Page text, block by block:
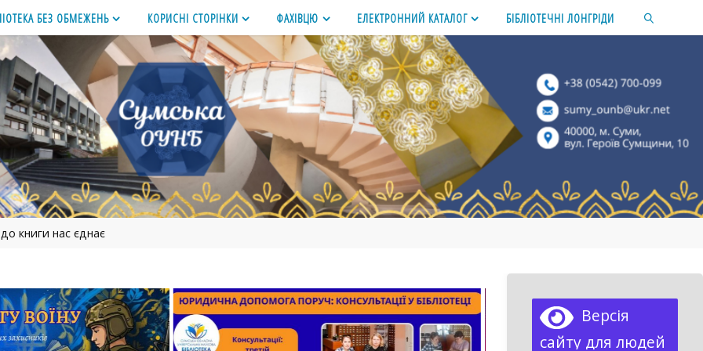
БЕЗ ОБМЕЖЕНЬ КОРИСНІ СТОРІНКИ ФАХІВЦЮ ЕЛЕКТРОННИЙ КАТАЛОГ БІБЛІОТЕЧНІ ЛОНГРІДИ
книги нас єднає
Версія
сайту для людей